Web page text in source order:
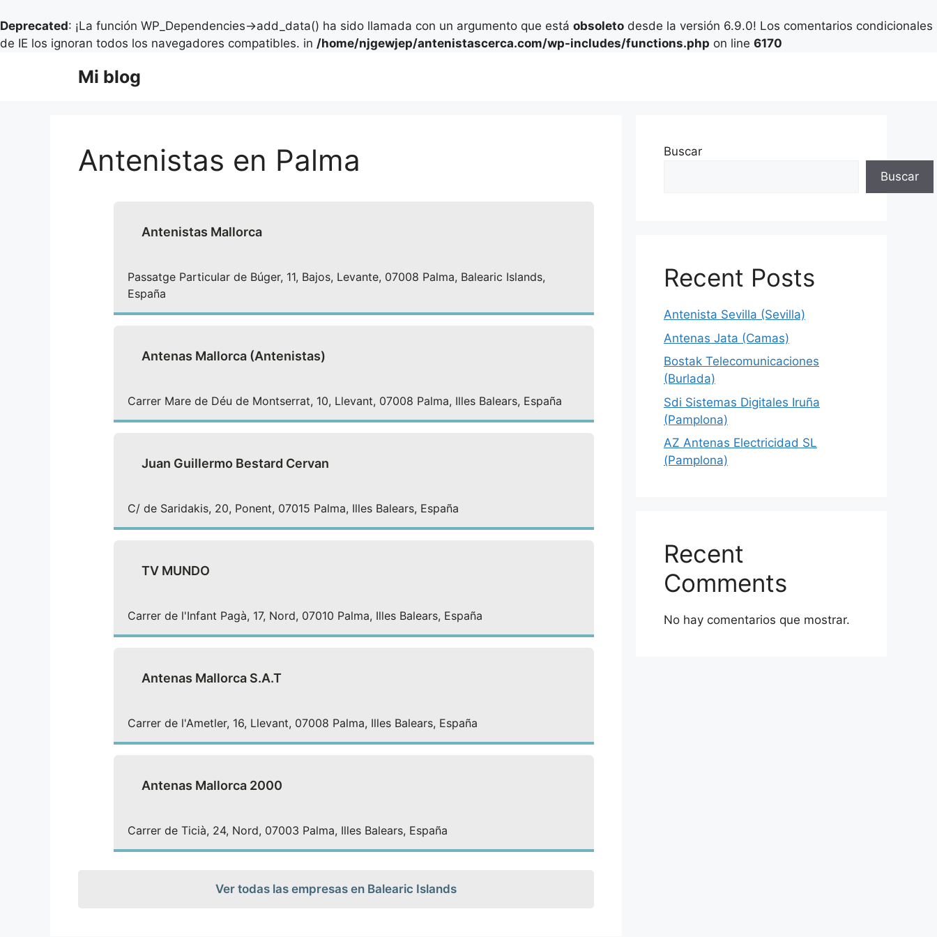
Deprecated: ¡La función WP_Dependencies->add_data() ha sido llamada con un argumento que está obsoleto desde la versión 6.9.0! Los comentarios condicionales
de IE los ignoran todos los navegadores compatibles. in /home/njgewjep/antenistascerca.com/wp-includes/functions.php on line 6170
Mi blog
Antenistas en Palma
Antenistas Mallorca
Passatge Particular de Búger, 11, Bajos, Levante, 07008 Palma, Balearic Islands,
España
Antenas Mallorca (Antenistas)
Carrer Mare de Déu de Montserrat, 10, Llevant, 07008 Palma, Illes Balears, España
Juan Guillermo Bestard Cervan
C/ de Saridakis, 20, Ponent, 07015 Palma, Illes Balears, España
TV MUNDO
Carrer de l'Infant Pagà, 17, Nord, 07010 Palma, Illes Balears, España
Antenas Mallorca S.A.T
Carrer de l'Ametler, 16, Llevant, 07008 Palma, Illes Balears, España
Antenas Mallorca 2000
Carrer de Ticià, 24, Nord, 07003 Palma, Illes Balears, España
Ver todas las empresas en Balearic Islands
Buscar
Buscar
Recent Posts
Antenista Sevilla (Sevilla)
Antenas Jata (Camas)
Bostak Telecomunicaciones
(Burlada)
Sdi Sistemas Digitales Iruña
(Pamplona)
AZ Antenas Electricidad SL
(Pamplona)
Recent
Comments
No hay comentarios que mostrar.